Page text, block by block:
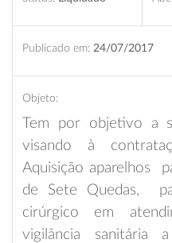
Publicado em: 24/07/2017
Objeto:
Tem por objetivo a
visando à
Aquisição aparelhos
de Sete Quedas,
cirúrgico em
vigilância sanitária